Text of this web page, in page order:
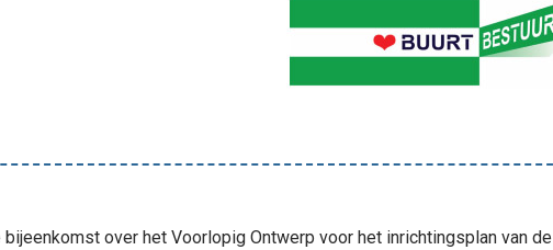
over het Voorlopig Ontwerp voor het inrichtingsplan van de